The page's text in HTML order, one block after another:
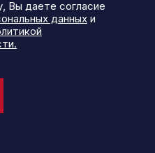
Вы даете согласие
данных и